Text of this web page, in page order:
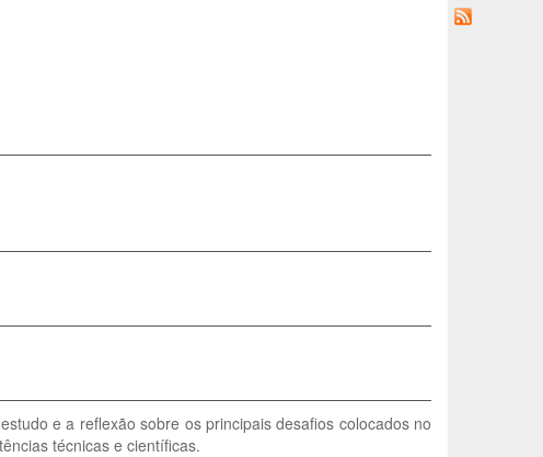
e a reflexão sobre os principais desafios colocados no
técnicas e científicas.